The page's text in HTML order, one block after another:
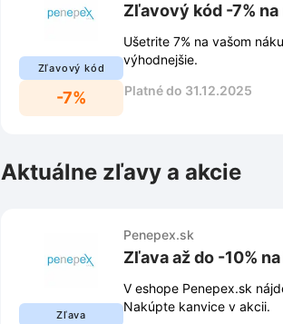
Zľavový kód
-7%
Zľavový kód -7%
Ušetrite 7% na vašom
výhodnejšie.
Platné do 31.12.2025
Aktuálne zľavy a akcie
Zľava
Penepex.sk
Zľava až do -10%
V eshope Penepex.sk
Nakúpte kanvice v akcii.